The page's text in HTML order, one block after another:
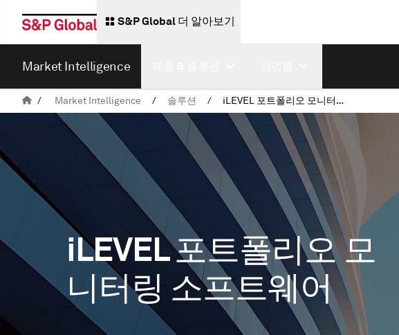
S&P Global 더 알아보기
Market Intelligence
/ Market Intelligence / 솔루션 / iLEVEL 포트폴리오 모니터링 소프트웨어​
iLEVEL 포트폴리오 모
니터링 소프트웨어​